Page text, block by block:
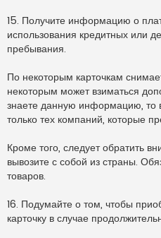
15. Получите информацию о
использования кредитных или
пребывания.
По некоторым карточкам
некоторым может взиматься
знаете данную информацию, то
только тех компаний, которые
Кроме того, следует обратить
вывозите с собой из страны.
товаров.
16. Подумайте о том, чтобы
карточку в случае